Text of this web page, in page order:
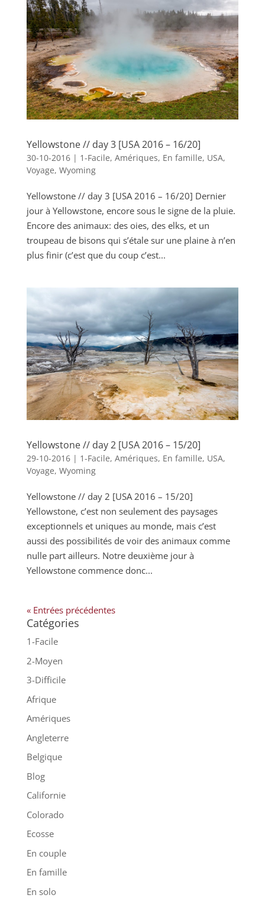
Yellowstone // day 3 [USA 2016 – 16/20]
30-10-2016| 1-Facile, Amériques, En famille, USA,
Voyage, Wyoming
Yellowstone // day 3 [USA 2016 – 16/20] Dernier
jour à Yellowstone, encore sous le signe de la pluie.
Encore des animaux: des oies, des elks, et un
troupeau de bisons qui s’étale sur une plaine à n’en
plus finir (c’est que du coup c’est...
Yellowstone // day 2 [USA 2016 – 15/20]
29-10-2016| 1-Facile, Amériques, En famille, USA,
Voyage, Wyoming
Yellowstone // day 2 [USA 2016 – 15/20]
Yellowstone, c’est non seulement des paysages
exceptionnels et uniques au monde, mais c’est
aussi des possibilités de voir des animaux comme
nulle part ailleurs. Notre deuxième jour à
Yellowstone commence donc...
« Entrées précédentes
Catégories
1-Facile
2-Moyen
3-Difficile
Afrique
Amériques
Angleterre
Belgique
Blog
Californie
Colorado
Ecosse
En couple
En famille
En solo